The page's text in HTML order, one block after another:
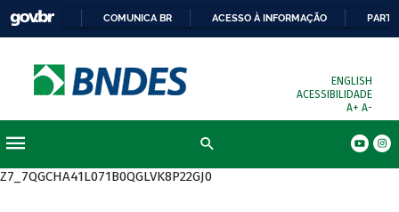
COMUNICA BR ACESSO À INFORMAÇÃO
ENGLISH
ACESSIBILIDADE
A+ A-
Z7_7QGCHA41L071B0QGLVK8P22GJ0